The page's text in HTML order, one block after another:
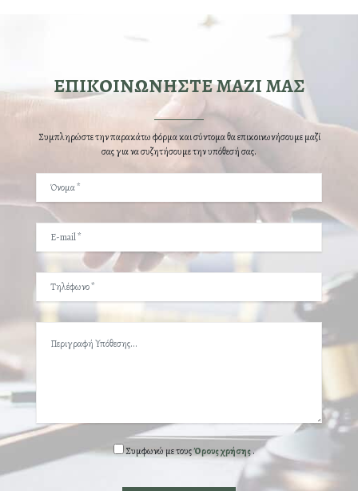
ΕΠΙΚΟΙΝΩΝΗΣΤΕ ΜΑΖΙ ΜΑΣ
Συμπληρώστε την παρακάτω φόρμα και σύντομα θα επικοινωνήσουμε μαζί
σας για να συζητήσουμε την υπόθεσή σας.
Συμφωνώ με τουςΌρους χρήσης.